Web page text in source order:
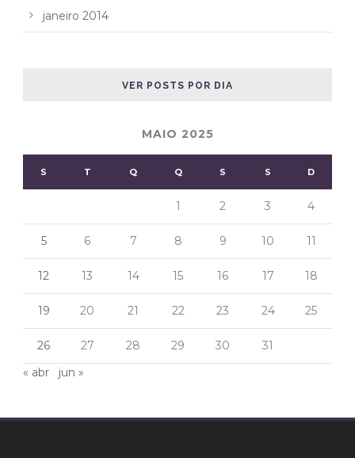
janeiro 2014
VER POSTS POR DIA
MAIO 2025
S T Q Q S S D
1 2 3 4
5 6 7 8 9 10 11
12 13 14 15 16 17 18
19 20 21 22 23 24 25
26 27 28 29 30
31
« abr
jun »